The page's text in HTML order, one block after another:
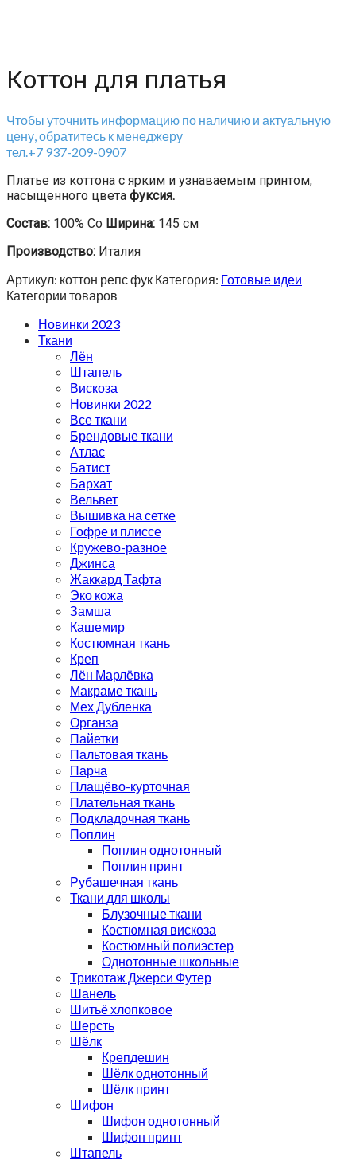
Коттон для платья
Чтобы уточнить информацию по наличию и актуальную
цену, обратитесь к менеджеру
тел.+7 937-209-0907
Платье из коттона с ярким и узнаваемым принтом,
насыщенного цвета фуксия.
Состав: 100% Co Ширина: 145 см
Производство: Италия
Артикул: коттон репс фук Категория: Готовые идеи
Категории товаров
Новинки 2023
Ткани
Лён
Штапель
Вискоза
Новинки 2022
Все ткани
Брендовые ткани
Атлас
Батист
Бархат
Вельвет
Вышивка на сетке
Гофре и плиссе
Кружево-разное
Джинса
Жаккард Тафта
Эко кожа
Замша
Кашемир
Костюмная ткань
Креп
Лён Марлёвка
Макраме ткань
Мех Дубленка
Органза
Пайетки
Пальтовая ткань
Парча
Плащёво-курточная
Плательная ткань
Подкладочная ткань
Поплин
Поплин однотонный
Поплин принт
Рубашечная ткань
Ткани для школы
Блузочные ткани
Костюмная вискоза
Костюмный полиэстер
Однотонные школьные
Трикотаж Джерси Футер
Шанель
Шитьё хлопковое
Шерсть
Шёлк
Крепдешин
Шёлк однотонный
Шёлк принт
Шифон
Шифон однотонный
Шифон принт
Штапель